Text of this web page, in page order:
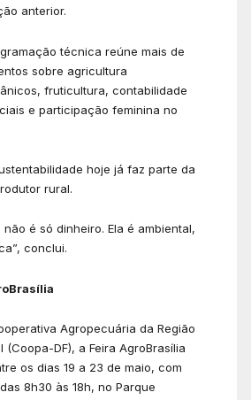
anterior.
técnica reúne mais de
sobre agricultura
fruticultura, contabilidade
e participação feminina no
hoje já faz parte da
rural.
não é só dinheiro. Ela é ambiental,
conclui.
Agropecuária da Região
(Coopa-DF), a Feira AgroBrasília
os dias 19 a 23 de maio, com
8h30 às 18h, no Parque